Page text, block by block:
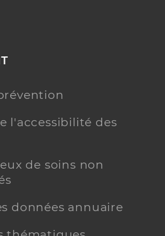
l'accessibilité des
de soins non
données annuaire